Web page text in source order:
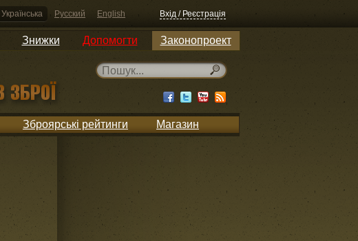
Українська Русский English Вхід / Реєстрація
Знижки Допомогти Законопроект
Зброярські рейтинги Магазин